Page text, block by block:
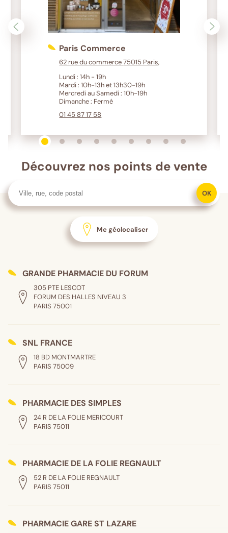
Paris Commerce
62 rue du commerce 75015 Paris,
Lundi : 14h - 19h
Mardi : 10h-13h et 13h30-19h
Mercredi au Samedi : 10h-19h
Dimanche : Fermé
01 45 87 17 58
1
sur 9 2
sur 9 3
sur 9 4
sur 9 5
sur 9 6
sur 9 7
sur 9 8
sur 9 9
sur 9
Découvrez nos points de vente
OK
Me géolocaliser
GRANDE PHARMACIE DU FORUM
305 PTE LESCOT
FORUM DES HALLES NIVEAU 3
PARIS 75001
SNL FRANCE
18 BD MONTMARTRE
PARIS 75009
PHARMACIE DES SIMPLES
24 R DE LA FOLIE MERICOURT
PARIS 75011
PHARMACIE DE LA FOLIE REGNAULT
52 R DE LA FOLIE REGNAULT
PARIS 75011
PHARMACIE GARE ST LAZARE